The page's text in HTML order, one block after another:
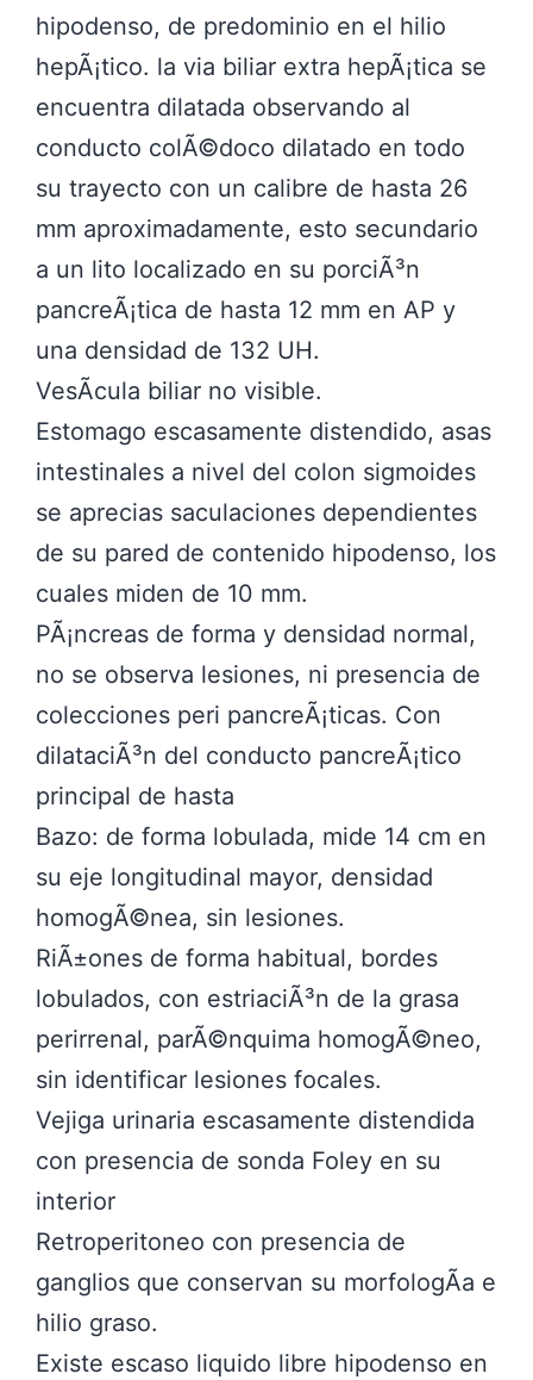
hipodenso, de predominio en el hilio
hepÃ¡tico. la via biliar extra hepÃ¡tica se
encuentra dilatada observando al
conducto colÃ©doco dilatado en todo
su trayecto con un calibre de hasta 26
mm aproximadamente, esto secundario
a un lito localizado en su porciÃ³n
pancreÃ¡tica de hasta 12 mm en AP y
una densidad de 132 UH.
VesÃ­cula biliar no visible.
Estomago escasamente distendido, asas
intestinales a nivel del colon sigmoides
se aprecias saculaciones dependientes
de su pared de contenido hipodenso, los
cuales miden de 10 mm.
PÃ¡ncreas de forma y densidad normal,
no se observa lesiones, ni presencia de
colecciones peri pancreÃ¡ticas. Con
dilataciÃ³n del conducto pancreÃ¡tico
principal de hasta
Bazo: de forma lobulada, mide 14 cm en
su eje longitudinal mayor, densidad
homogÃ©nea, sin lesiones.
RiÃ±ones de forma habitual, bordes
lobulados, con estriaciÃ³n de la grasa
perirrenal, parÃ©nquima homogÃ©neo,
sin identificar lesiones focales.
Vejiga urinaria escasamente distendida
con presencia de sonda Foley en su
interior
Retroperitoneo con presencia de
ganglios que conservan su morfologÃ­a e
hilio graso.
Existe escaso liquido libre hipodenso en